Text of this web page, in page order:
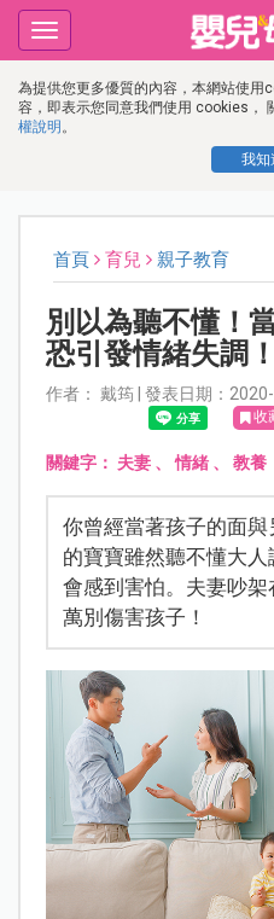
為提供您更多優質的內容，本網站使
容，即表示您同意我們使用 cookies，
權說明 。
我知
Toggle
navigation
首頁 育兒 親子教育
別以為聽不懂！
恐引發情緒失調！
作者： 戴筠 | 發表日期：
收
關鍵字： 夫妻、情緒、 教養
你曾經當著孩子的面
的寶寶雖然聽不懂大
會感到害怕。夫妻吵
萬別傷害孩子！